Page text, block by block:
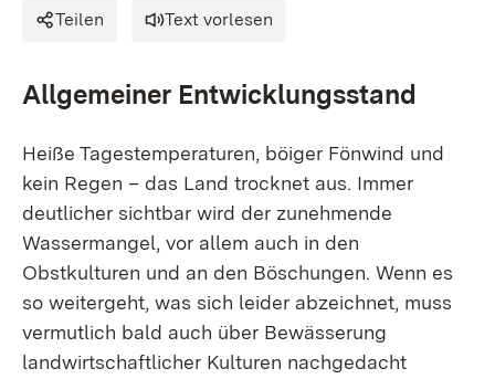
Teilen Text vorlesen
Allgemeiner Entwicklungsstand
Heiße Tagestemperaturen, böiger Fönwind und
kein Regen – das Land trocknet aus. Immer
deutlicher sichtbar wird der zunehmende
Wassermangel, vor allem auch in den
Obstkulturen und an den Böschungen. Wenn es
so weitergeht, was sich leider abzeichnet, muss
vermutlich bald auch über Bewässerung
landwirtschaftlicher Kulturen nachgedacht